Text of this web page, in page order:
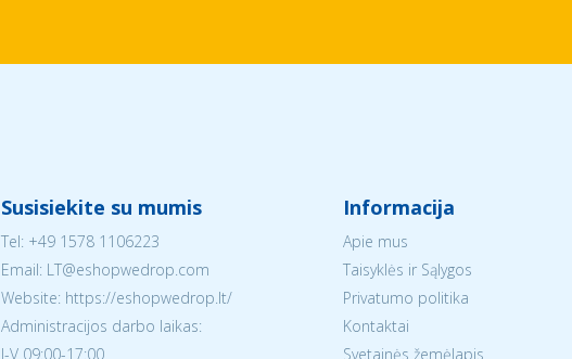
Susisiekite su mumis
Tel: +49 1578 1106223
Email: LT@eshopwedrop.com
Website: https://eshopwedrop.lt/
Administracijos darbo laikas:
I-V 09:00-17:00
Informacija
Apie mus
Taisyklės ir Sąlygos
Privatumo politika
Kontaktai
Svetainės žemėlapis